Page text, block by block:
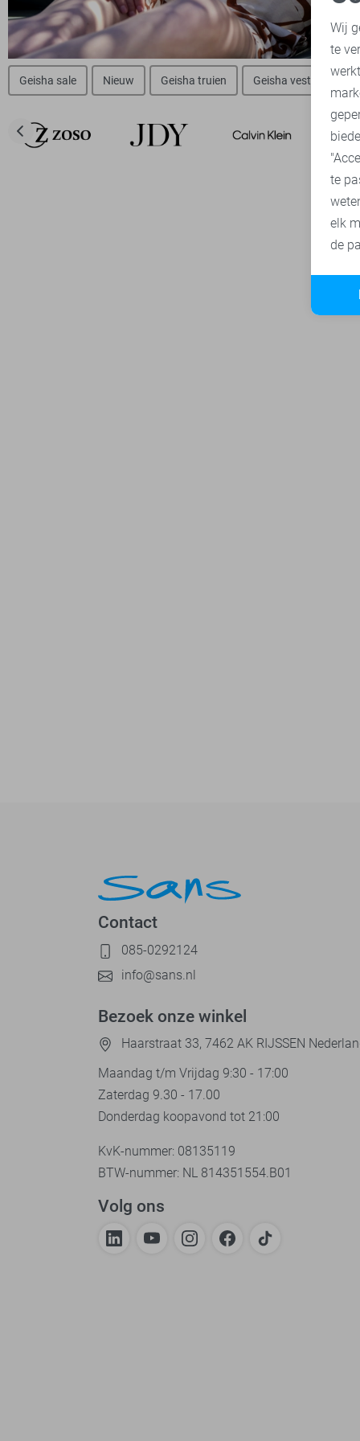
Geisha sale Nieuw Geisha truien Geisha vesten
Contact
085-0292124
info@sans.nl
Bezoek onze winkel
Haarstraat 33, 7462 AK RIJSSEN
Maandag t/m Vrijdag 9:30 - 17:00
Zaterdag 9.30 - 17.00
Donderdag koopavond tot 21:00
KvK-nummer: 08135119
BTW-nummer: NL 814351554.B01
Volg ons
Wij
te
te
elk
de